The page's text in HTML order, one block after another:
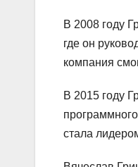
В 2008 году
где он
компания
В 2015 году
стала